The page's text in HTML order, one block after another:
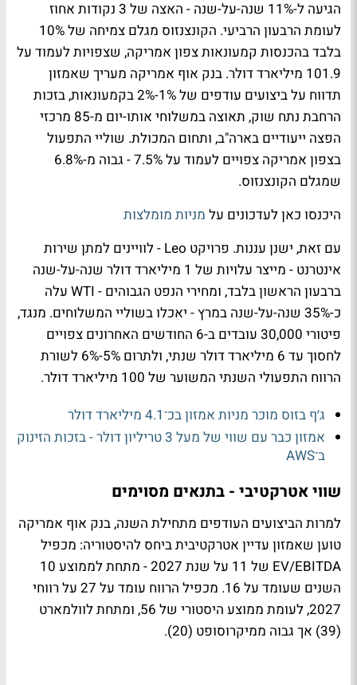
הגיעה ל-11% שנה-על-שנה - האצה של 3 נקודות אחוז
לעומת הרבעון הרביעי. הקונצנזוס מגלם צמיחה של 10%
בלבד בהכנסות קמעונאות צפון אמריקה, שצפויות לעמוד על
101.9 מיליארד דולר. בנק אוף אמריקה מעריך שאמזון
תדווח על ביצועים עודפים של 1%-2% בקמעונאות, בזכות
הרחבת נתח שוק, תאוצה במשלוחי אותו-יום מ-85 מרכזי
הפצה ייעודיים בארה"ב, ותחום המכולת. שוליי התפעול
בצפון אמריקה צפויים לעמוד על 7.5% - גבוה מ-6.8%
שמגלם הקונצנזוס.
היכנסו כאן לעדכונים על מניות מומלצות
עם זאת, ישנן עננות. פרויקט Leo - לוויינים למתן שירות
אינטרנט - מייצר עלויות של 1 מיליארד דולר שנה-על-שנה
ברבעון הראשון בלבד, ומחירי הנפט הגבוהים - WTI עלה
כ-35% שנה-על-שנה במרץ - יאכלו בשוליי המשלוחים. מנגד,
פיטורי 30,000 עובדים ב-6 החודשים האחרונים צפויים
לחסוך עד 6 מיליארד דולר שנתי, ולתרום 5%-6% לשורת
הרווח התפעולי השנתי המשוער של 100 מיליארד דולר.
ג׳ף בזוס מוכר מניות אמזון בכ־4.1 מיליארד דולר
אמזון כבר עם שווי של מעל 3 טריליון דולר - בזכות הזינוק
ב־AWS
שווי אטרקטיבי - בתנאים מסוימים
למרות הביצועים העודפים מתחילת השנה, בנק אוף אמריקה
טוען שאמזון עדיין אטרקטיבית ביחס להיסטוריה: מכפיל
EV/EBITDA של 11 על שנת 2027 - מתחת לממוצע 10
השנים שעומד על 16. מכפיל הרווח עומד על 27 על רווחי
2027, לעומת ממוצע היסטורי של 56, ומתחת לוולמארט
(39) אך גבוה ממיקרוסופט (20).